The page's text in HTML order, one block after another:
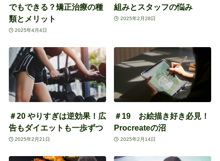
でもできる？矯正治療の種
類とメリット
2025年4月4日
組みとスタッフの悩み
2025年2月28日
＃20 やりすぎは逆効果！広
告もダイエットも一歩ずつ
2025年2月21日
＃19 お絵描き好き必見！
Procreateの沼
2025年2月14日